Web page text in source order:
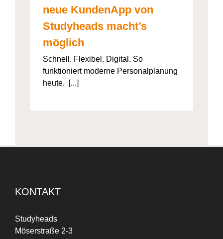
neue KundenApp von
Studyheads macht’s
möglich
Schnell. Flexibel. Digital. So
funktioniert moderne Personalplanung
heute. [...]
KONTAKT
Studyheads
Möserstraße 2-3